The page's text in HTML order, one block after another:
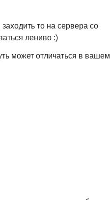
то на сервера со
лениво :)
может отличаться в вашем